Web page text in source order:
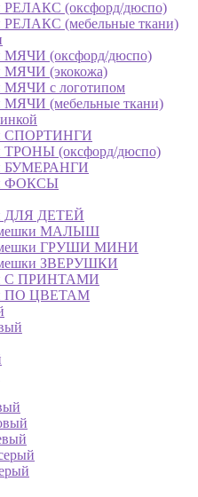
РЕЛАКС (оксфорд/дюспо)
РЕЛАКС (мебельные ткани)
МЯЧИ (оксфорд/дюспо)
МЯЧИ (экокожа)
МЯЧИ с логотипом
МЯЧИ (мебельные ткани)
СПОРТИНГИ
ТРОНЫ (оксфорд/дюспо)
БУМЕРАНГИ
ФОКСЫ
ДЛЯ ДЕТЕЙ
мешки МАЛЫШ
мешки ГРУШИ МИНИ
мешки ЗВЕРУШКИ
С ПРИНТАМИ
ПО ЦВЕТАМ